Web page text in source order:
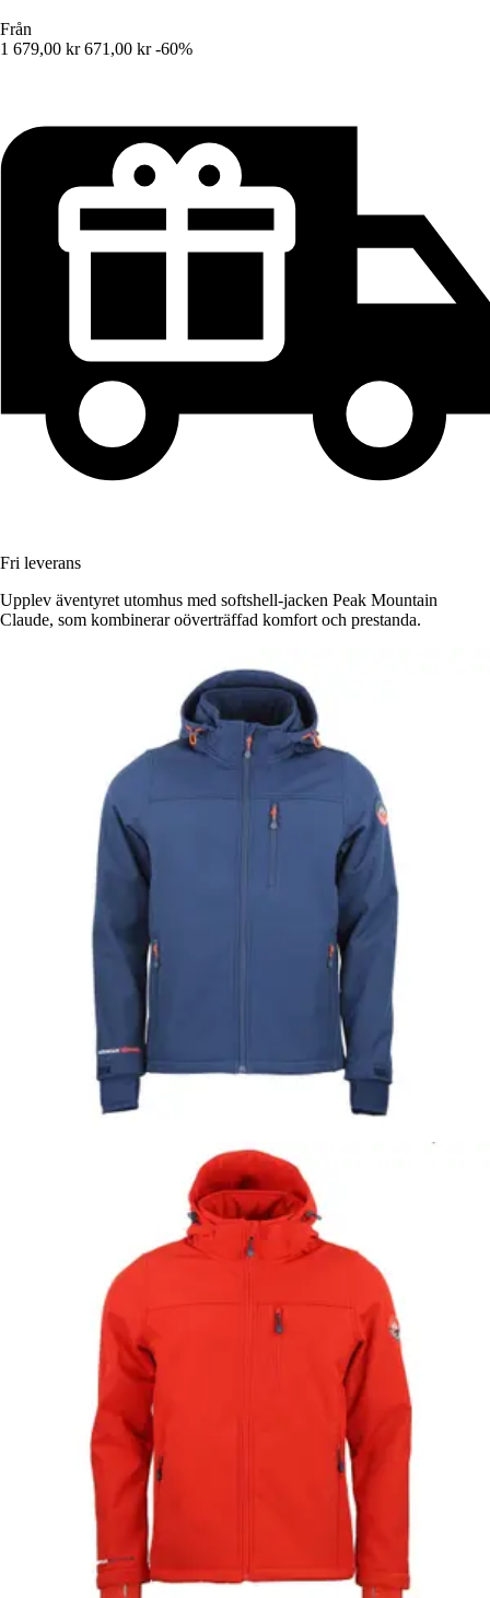
Från
1 679,00 kr 671,00 kr -60%
Fri leverans
Upplev äventyret utomhus med softshell-jacken Peak Mountain
Claude, som kombinerar oöverträffad komfort och prestanda.